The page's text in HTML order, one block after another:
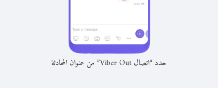
حدد “اتصال Viber Out” من عنوان المحادثة